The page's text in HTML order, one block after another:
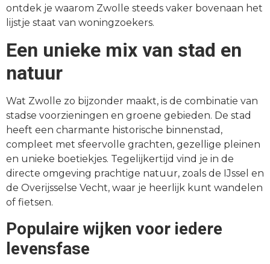
ontdek je waarom Zwolle steeds vaker bovenaan het
lijstje staat van woningzoekers.
Een unieke mix van stad en
natuur
Wat Zwolle zo bijzonder maakt, is de combinatie van
stadse voorzieningen en groene gebieden. De stad
heeft een charmante historische binnenstad,
compleet met sfeervolle grachten, gezellige pleinen
en unieke boetiekjes. Tegelijkertijd vind je in de
directe omgeving prachtige natuur, zoals de IJssel en
de Overijsselse Vecht, waar je heerlijk kunt wandelen
of fietsen.
Populaire wijken voor iedere
levensfase